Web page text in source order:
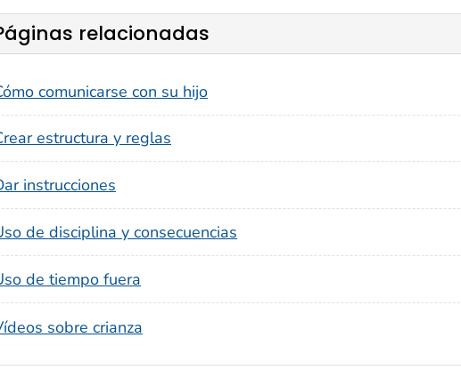
relacionadas
comunicarse con su hijo
estructura y reglas
instrucciones
de disciplina y consecuencias
de tiempo fuera
sobre crianza